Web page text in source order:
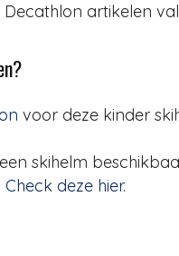
artikelen
voor deze kinder
skihelm
Check deze hier.